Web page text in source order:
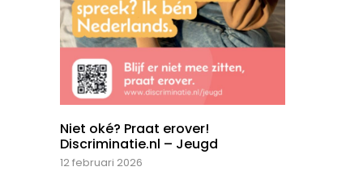
Niet oké? Praat erover!
Discriminatie.nl – Jeugd
12 februari 2026